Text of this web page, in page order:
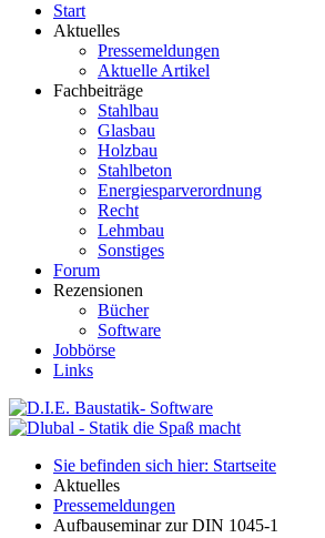
Start
Aktuelles
Pressemeldungen
Aktuelle Artikel
Fachbeiträge
Stahlbau
Glasbau
Holzbau
Stahlbeton
Energiesparverordnung
Recht
Lehmbau
Sonstiges
Forum
Rezensionen
Bücher
Software
Jobbörse
Links
Sie befinden sich hier: Startseite
Aktuelles
Pressemeldungen
Aufbauseminar zur DIN 1045-1